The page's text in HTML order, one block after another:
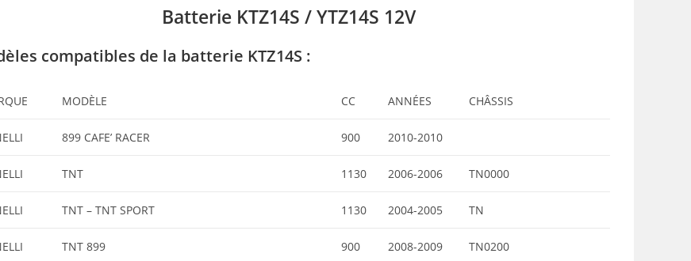
Batterie KTZ14S / YTZ14S 12V
compatibles de la batterie KTZ14S :
MODÈLE CC ANNÉES CHÂSSIS
899 CAFE’ RACER 900 2010-2010
TNT 1130 2006-2006 TN0000
TNT – TNT SPORT 1130 2004-2005 TN
TNT 899 900 2008-2009 TN0200